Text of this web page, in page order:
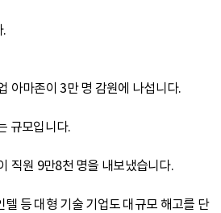
.
아마존이 3만 명 감원에 나섭니다.
규모입니다.
직원 9만8천 명을 내보냈습니다.
등 대형 기술 기업도 대규모 해고를 단